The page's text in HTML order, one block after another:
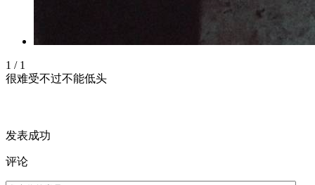
1 / 1
很难受不过不能低头
发表成功
评论